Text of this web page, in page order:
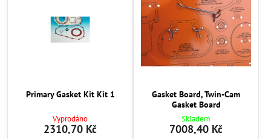
Primary Gasket Kit Kit 1
Vyprodáno
2310,70 Kč
Gasket Board, Twin-Cam
Gasket Board
Skladem
7008,40 Kč